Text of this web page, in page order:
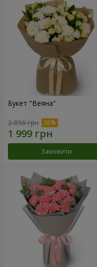
Букет "Веяна"
2 856 грн
Замовити